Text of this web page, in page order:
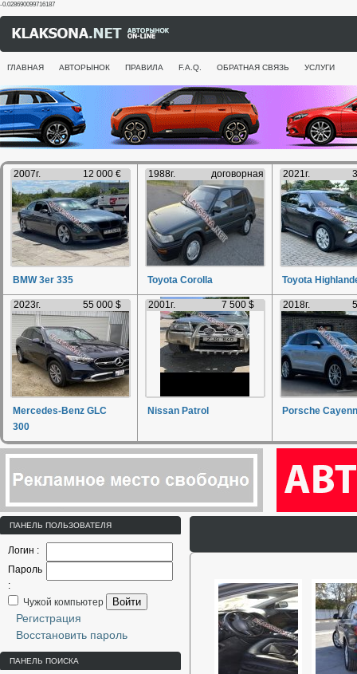
-0.028690099716187
ГЛАВНАЯ АВТОРЫНОК ПРАВИЛА F.A.Q. ОБРАТНАЯ СВЯЗЬ УСЛУГИ
2007г. 12 000 €
BMW 3er 335
1988г. договорная
Toyota Corolla
2021г.
Toyota
2023г. 55 000 $
Mercedes-Benz GLC
300
2001г. 7 500 $
Nissan Patrol
2018г.
Porsche
ПАНЕЛЬ ПОЛЬЗОВАТЕЛЯ
Логин :
Пароль
:
Чужой компьютер
Войти
Регистрация
Восстановить пароль
ПАНЕЛЬ ПОИСКА